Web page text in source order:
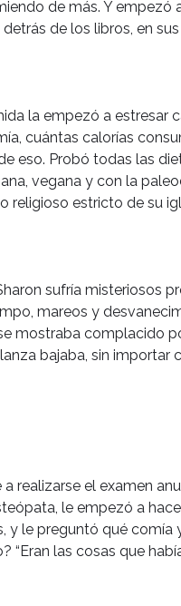
de más. Y empezó
de los libros, en
la empezó a estresar
cuántas calorías
eso. Probó todas las
vegana y con la
estricto de su
sufría misteriosos
mareos y
mostraba complacido
bajaba, sin importar
realizarse el examen
le empezó a
le preguntó qué comía
las cosas que